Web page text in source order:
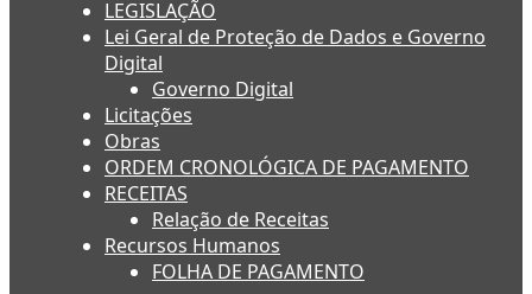
LEGISLAÇÃO
Lei Geral de Proteção de Dados e Governo
Digital
Governo Digital
Licitações
Obras
ORDEM CRONOLÓGICA DE PAGAMENTO
RECEITAS
Relação de Receitas
Recursos Humanos
FOLHA DE PAGAMENTO